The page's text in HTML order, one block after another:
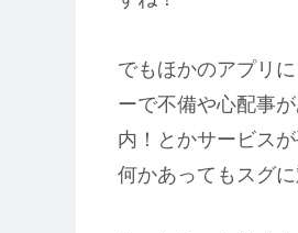
でもほかのアプリ
ーで不備や心配事
内！とかサービスが
何かあってもスグ